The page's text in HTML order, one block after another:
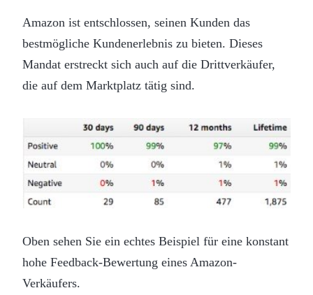
Amazon ist entschlossen, seinen Kunden das
bestmögliche Kundenerlebnis zu bieten. Dieses
Mandat erstreckt sich auch auf die Drittverkäufer,
die auf dem Marktplatz tätig sind.
Oben sehen Sie ein echtes Beispiel für eine konstant
hohe Feedback-Bewertung eines Amazon-
Verkäufers.